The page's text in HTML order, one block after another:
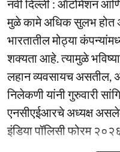
नवी दिल्ली : ऑटोमेशन
मुळे कामे अधिक सुलभ होत
भारतातील मोठ्या
शक्यता आहे. त्यामुळे
लहान व्यवसायच
निलेकणी यांनी गुरुवारी
एनसीएईआरचे अध्यक्ष
इंडिया पॉलिसी फोरम